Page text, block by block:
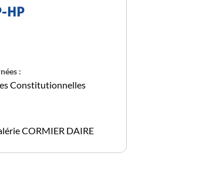
HP
:
Constitutionnelles
CORMIER DAIRE